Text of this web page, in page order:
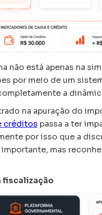
não está apenas na
por meio de um
a
na apuração do
créditos passa a ter
por isso que a
mas
fiscalização